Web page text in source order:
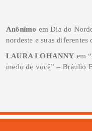
Anônimo emDia do
nordeste e suas diferentes
LAURA LOHANNY em
medo de você” – Bráulio